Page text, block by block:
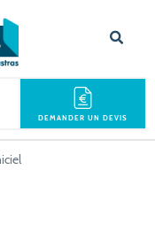
DEMANDER UN DEVIS